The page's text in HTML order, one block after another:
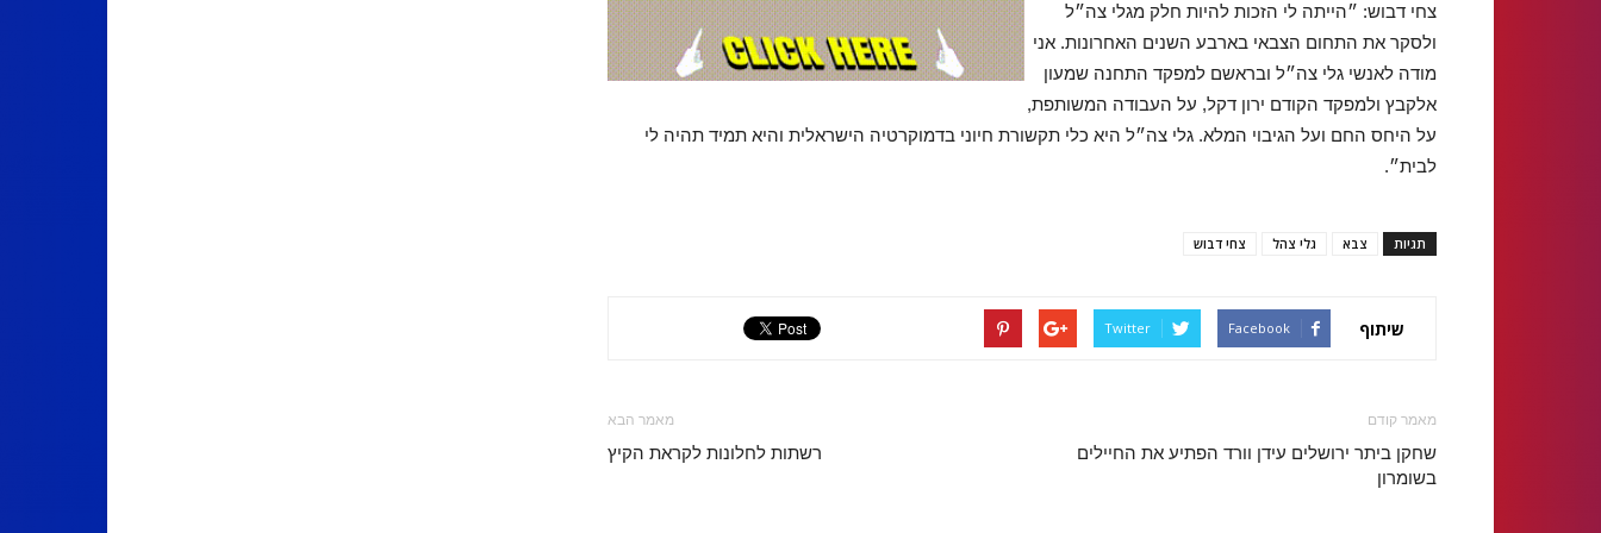
צחי דבוש: ״הייתה לי הזכות להיות חלק מגלי צה״ל
ולסקר את התחום הצבאי בארבע השנים האחרונות. אני
מודה לאנשי גלי צה״ל ובראשם למפקד התחנה שמעון
אלקבץ ולמפקד הקודם ירון דקל, על העבודה המשותפת,
על היחס החם ועל הגיבוי המלא. גלי צה״ל היא כלי תקשורת חיוני בדמוקרטיה הישראלית והיא תמיד תהיה לי
לבית״.
תגיות צבא גלי צהל צחי דבוש
שיתוף Facebook
Twitter
מאמר קודם
שחקן ביתר ירושלים עידן וורד הפתיע את החיילים
בשומרון
מאמר הבא
רשתות לחלונות לקראת הקיץ